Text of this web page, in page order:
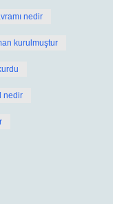
nedir
kurulmuştur
nedir